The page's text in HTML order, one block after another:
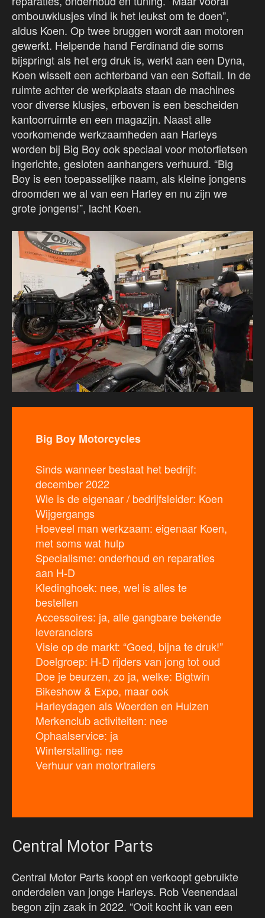
ombouwklusjes vind ik het leukst om te doen”,
aldus Koen. Op twee bruggen wordt aan motoren
gewerkt. Helpende hand Ferdinand die soms
bijspringt als het erg druk is, werkt aan een Dyna,
Koen wisselt een achterband van een Softail. In de
ruimte achter de werkplaats staan de machines
voor diverse klusjes, erboven is een bescheiden
kantoorruimte en een magazijn. Naast alle
voorkomende werkzaamheden aan Harleys
worden bij Big Boy ook speciaal voor motorfietsen
ingerichte, gesloten aanhangers verhuurd. “Big
Boy is een toepasselijke naam, als kleine jongens
droomden we al van een Harley en nu zijn we
grote jongens!”, lacht Koen.
Big Boy Motorcycles
Sinds wanneer bestaat het bedrijf:
december 2022
Wie is de eigenaar / bedrijfsleider: Koen
Wijgergangs
Hoeveel man werkzaam: eigenaar Koen,
met soms wat hulp
Specialisme: onderhoud en reparaties
aan H-D
Kledinghoek: nee, wel is alles te
bestellen
Accessoires: ja, alle gangbare bekende
leveranciers
Visie op de markt: “Goed, bijna te druk!”
Doelgroep: H-D rijders van jong tot oud
Doe je beurzen, zo ja, welke: Bigtwin
Bikeshow & Expo, maar ook
Harleydagen als Woerden en Huizen
Merkenclub activiteiten: nee
Ophaalservice: ja
Winterstalling: nee
Verhuur van motortrailers
Central Motor Parts
Central Motor Parts koopt en verkoopt gebruikte
onderdelen van jonge Harleys. Rob Veenendaal
begon zijn zaak in 2022. “Ooit kocht ik van een